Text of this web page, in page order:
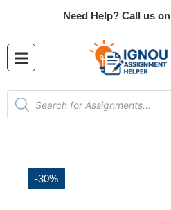
Need Help? Call us on
-30%